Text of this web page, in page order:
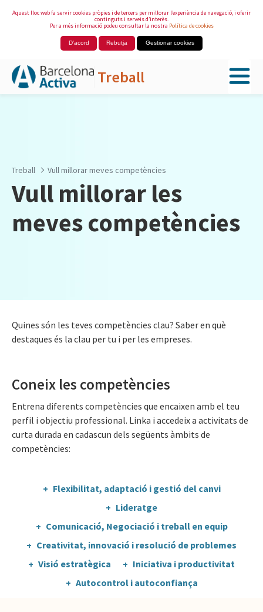
Aquest lloc web fa servir cookies pròpies i de tercers per millorar l’experiència de navegació, i oferir
continguts i serveis d’interès.
Per a més informació podeu consultar la nostra Política de cookies
D'acord Rebutja Gestionar cookies
Treball
Treball Vull millorar meves competències
Vull millorar les
meves competències
Quines són les teves competències clau? Saber en què
destaques és la clau per tu i per les empreses.
Coneix les competències
Entrena diferents competències que encaixen amb el teu
perfil i objectiu professional. Linka i accedeix a activitats de
curta durada en cadascun dels següents àmbits de
competències:
Flexibilitat, adaptació i gestió del canvi
Lideratge
Comunicació, Negociació i treball en equip
Creativitat, innovació i resolució de problemes
Visió estratègica
Iniciativa i productivitat
Autocontrol i autoconfiança